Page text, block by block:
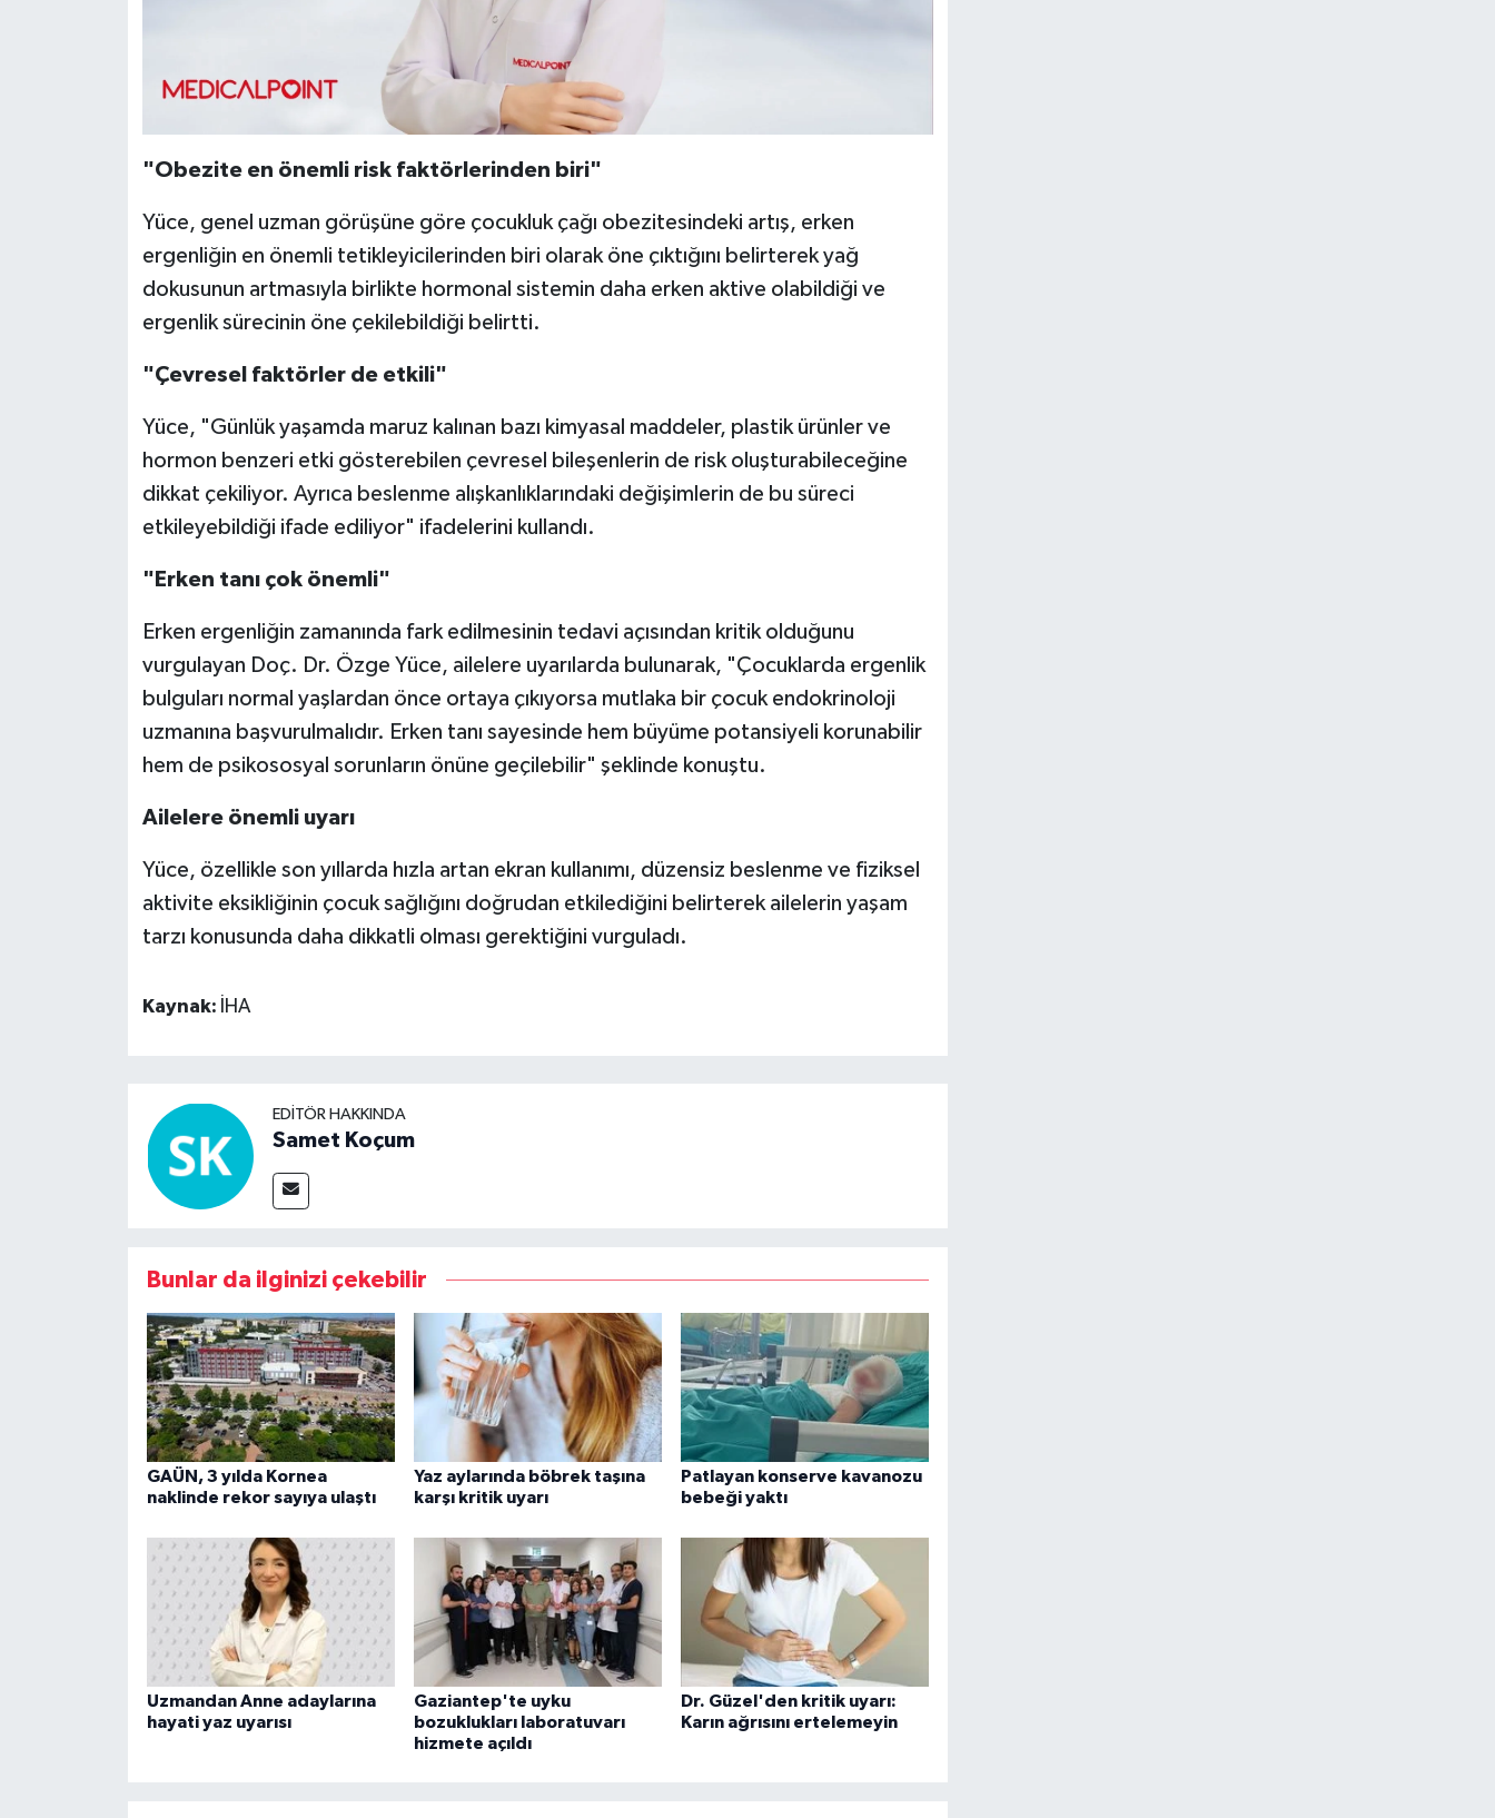
"Obezite en önemli risk faktörlerinden biri"
Yüce, genel uzman görüşüne göre çocukluk çağı obezitesindeki artış, erken
ergenliğin en önemli tetikleyicilerinden biri olarak öne çıktığını belirterek yağ
dokusunun artmasıyla birlikte hormonal sistemin daha erken aktive olabildiği ve
ergenlik sürecinin öne çekilebildiği belirtti.
"Çevresel faktörler de etkili"
Yüce, "Günlük yaşamda maruz kalınan bazı kimyasal maddeler, plastik ürünler ve
hormon benzeri etki gösterebilen çevresel bileşenlerin de risk oluşturabileceğine
dikkat çekiliyor. Ayrıca beslenme alışkanlıklarındaki değişimlerin de bu süreci
etkileyebildiği ifade ediliyor" ifadelerini kullandı.
"Erken tanı çok önemli"
Erken ergenliğin zamanında fark edilmesinin tedavi açısından kritik olduğunu
vurgulayan Doç. Dr. Özge Yüce, ailelere uyarılarda bulunarak, "Çocuklarda ergenlik
bulguları normal yaşlardan önce ortaya çıkıyorsa mutlaka bir çocuk endokrinoloji
uzmanına başvurulmalıdır. Erken tanı sayesinde hem büyüme potansiyeli korunabilir
hem de psikososyal sorunların önüne geçilebilir" şeklinde konuştu.
Ailelere önemli uyarı
Yüce, özellikle son yıllarda hızla artan ekran kullanımı, düzensiz beslenme ve fiziksel
aktivite eksikliğinin çocuk sağlığını doğrudan etkilediğini belirterek ailelerin yaşam
tarzı konusunda daha dikkatli olması gerektiğini vurguladı.
Kaynak: İHA
EDITÖR HAKKINDA
Samet Koçum
Bunlar da ilginizi çekebilir
GAÜN, 3 yılda Kornea
naklinde rekor sayıya ulaştı
Yaz aylarında böbrek taşına
karşı kritik uyarı
Patlayan konserve kavanozu
bebeği yaktı
Uzmandan Anne adaylarına
hayati yaz uyarısı
Gaziantep'te uyku
bozuklukları laboratuvarı
hizmete açıldı
Dr. Güzel'den kritik uyarı:
Karın ağrısını ertelemeyin